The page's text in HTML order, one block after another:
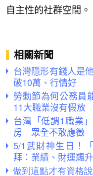
自主性的社群空間。
相關新聞
台灣隱形有錢人是
破10萬、行情好
勞動節為何公務員
11大職業沒有假放
台灣「低調1職業
房 眾全不敢應徵
5/1武財神生日！
拜：業績、財運飆升